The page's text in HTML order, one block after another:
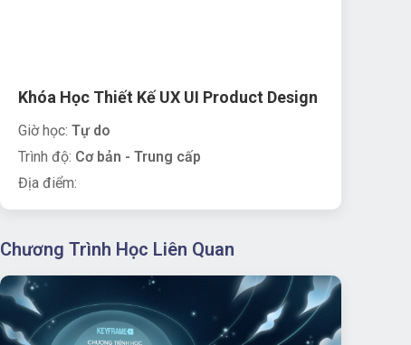
Khóa Học Thiết Kế UX UI Product Design
Giờ học:Tự do
Trình độ: Cơ bản - Trung cấp
Địa điểm:
Chương Trình Học Liên Quan